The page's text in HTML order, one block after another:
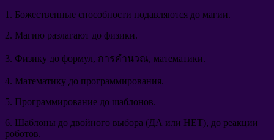
1. Божественные способности подавляются до магии.
2. Магию разлагают до физики.
3. Физику до формул, การคำนวณ, математики.
4. Математику до программирования.
5. Программирование до шаблонов.
6. Шаблоны до двойного выбора (ДА или НЕТ), до реакции
роботов.